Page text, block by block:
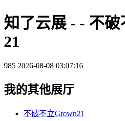
知了云展 - - 不
21
985 2026-08-08 03:07:16
我的其他展厅
不破不立Grown21